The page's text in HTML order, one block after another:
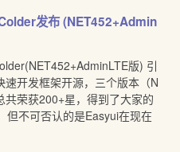
发布 (NET452+Admin
版) 引
开发框架开源，三个版本（N
荣获200+星，得到了大家的
但不可否认的是Easyui在现在